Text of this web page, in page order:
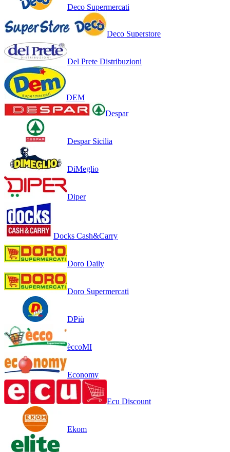
Deco Supermercati
Deco Superstore
Del Prete Distribuzioni
DEM
Despar
Despar Sicilia
DiMeglio
Diper
Docks Cash&Carry
Doro Daily
Doro Supermercati
DPiù
èccoMI
Economy
Ecu Discount
Ekom